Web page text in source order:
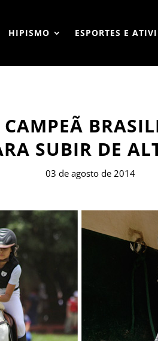
HIPISMO ESPORTES E
SUBIR DE
03 de agosto de 2014